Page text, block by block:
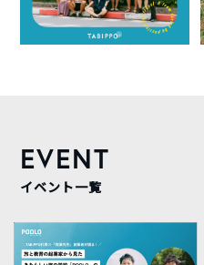
EVENT
イベント一覧